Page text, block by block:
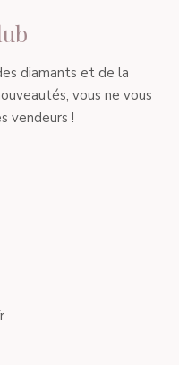
diamants et de la
vous ne vous
vendeurs !